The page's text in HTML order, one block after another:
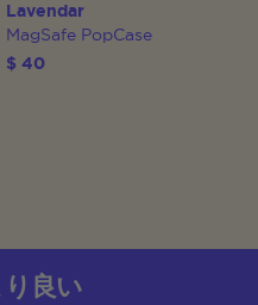
Lavendar
MagSafe PopCase
$ 40
良い